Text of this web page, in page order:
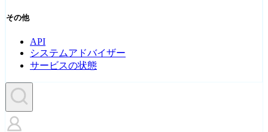
その他
API
システムアドバイザー
サービスの状態